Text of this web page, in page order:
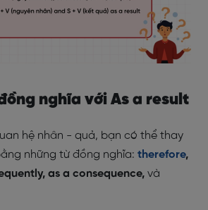
nghĩa với As a result
hệ nhân - quả, bạn có thể thay
những từ đồng nghĩa: therefore,
as a consequence, và